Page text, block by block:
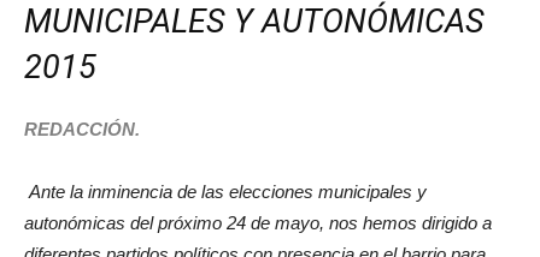
MUNICIPALES Y AUTONÓMICAS
2015
REDACCIÓN.
Ante la inminencia de las elecciones municipales y
autonómicas del próximo 24 de mayo, nos hemos dirigido a